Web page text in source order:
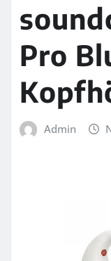
Pro
Admin